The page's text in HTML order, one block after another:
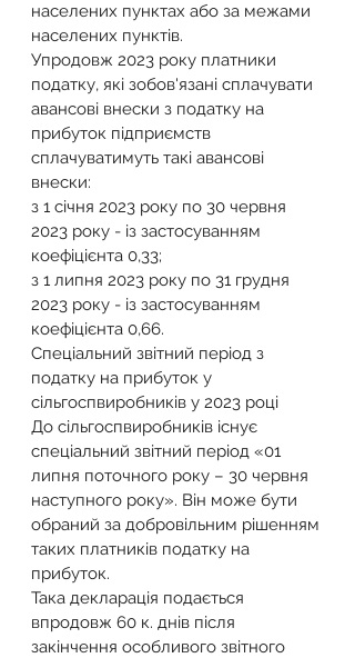
населених пунктах або за межами
населених пунктів.
Упродовж 2023 року платники
податку, які зобов'язані сплачувати
авансові внески з податку на
прибуток підприємств
сплачуватимуть такі авансові
внески:
з 1 січня 2023 року по 30 червня
2023 року - із застосуванням
коефіцієнта 0,33;
з 1 липня 2023 року по 31 грудня
2023 року - із застосуванням
коефіцієнта 0,66.
Спеціальний звітний період з
податку на прибуток у
сільгоспвиробників у 2023 році
До сільгоспвиробників існує
спеціальний звітний період «01
липня поточного року – 30 червня
наступного року». Він може бути
обраний за добровільним рішенням
таких платників податку на
прибуток.
Така декларація подається
впродовж 60 к. днів після
закінчення особливого звітного